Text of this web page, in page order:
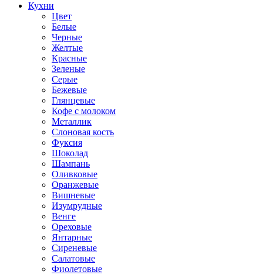
Кухни
Цвет
Белые
Черные
Желтые
Красные
Зеленые
Серые
Бежевые
Глянцевые
Кофе с молоком
Металлик
Слоновая кость
Фуксия
Шоколад
Шампань
Оливковые
Оранжевые
Вишневые
Изумрудные
Венге
Ореховые
Янтарные
Сиреневые
Салатовые
Фиолетовые